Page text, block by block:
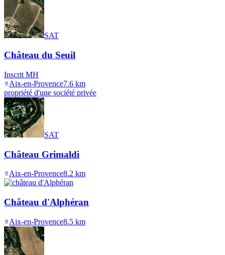
SAT
Château du Seuil
Inscrit MH
Aix-en-Provence7.6 km
propriété d'une société privée
SAT
Château Grimaldi
Aix-en-Provence8.2 km
Château d'Alphéran
Aix-en-Provence8.5 km